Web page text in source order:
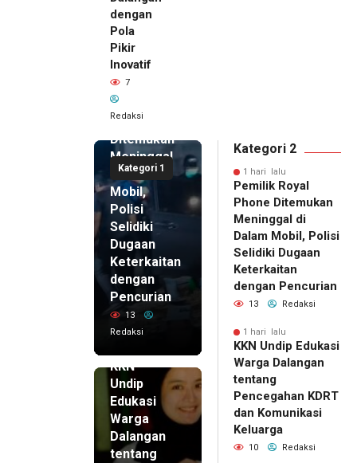
dengan
Pola
Pikir
Inovatif
7
Redaksi
Kategori 1
1 hari lalu
Pemilik
Royal
Phone
Ditemukan
Meninggal
di Dalam
Mobil,
Polisi
Selidiki
Dugaan
Keterkaitan
dengan
Pencurian
13
Redaksi
KKN
Undip
Edukasi
Warga
Dalangan
tentang
Kategori 2
1 hari lalu
Pemilik Royal
Phone Ditemukan
Meninggal di
Dalam Mobil, Polisi
Selidiki Dugaan
Keterkaitan
dengan Pencurian
13 Redaksi
1 hari lalu
KKN Undip Edukasi
Warga Dalangan
tentang
Pencegahan KDRT
dan Komunikasi
Keluarga
10 Redaksi